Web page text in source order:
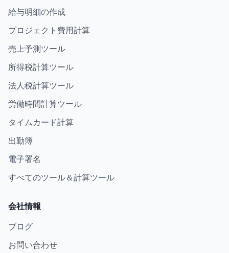
給与明細の作成
プロジェクト費用計算
売上予測ツール
所得税計算ツール
法人税計算ツール
労働時間計算ツール
タイムカード計算
出勤簿
電子署名
すべてのツール＆計算ツール
会社情報
ブログ
お問い合わせ